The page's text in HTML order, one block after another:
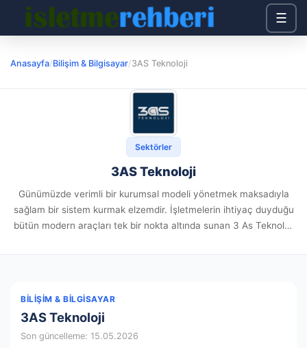
☰
Anasayfa/Bilişim & Bilgisayar/3AS Teknoloji
Sektörler
3AS Teknoloji
Günümüzde verimli bir kurumsal modeli yönetmek maksadıyla
sağlam bir sistem kurmak elzemdir. İşletmelerin ihtiyaç duyduğu
bütün modern araçları tek bir nokta altında sunan 3 As Teknoloji
BILIŞIM & BILGISAYAR
3AS Teknoloji
Son güncelleme: 15.05.2026